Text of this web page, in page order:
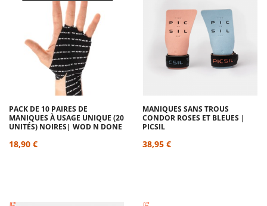
PACK DE 10 PAIRES DE
MANIQUES À USAGE UNIQUE (20
UNITÉS) NOIRES| WOD N DONE
18,90 €
MANIQUES SANS TROUS
CONDOR ROSES ET BLEUES |
PICSIL
38,95 €